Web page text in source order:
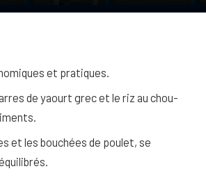
et pratiques.
de yaourt grec et le riz au chou-
et les bouchées de poulet, se